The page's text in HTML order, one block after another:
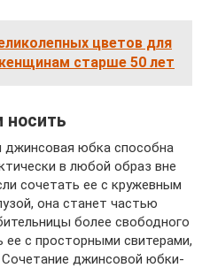
цветов для
старше 50 лет
носить
джинсовая юбка способна
в любой образ вне
сочетать ее с кружевным
она станет частью
более свободного
ее с просторными свитерами,
джинсовой юбки-